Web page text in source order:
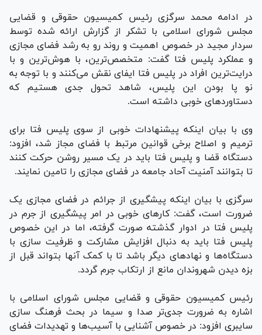
در ادامه محمد سرگزی رئیس کمیسیون حقوقی و قضایی
مجلس شورای اسلامی با تشکر از گزارش ارائه شده توسط
سردار مجید در خصوص اهمیت و روند رو به رشد فضای مجازی
و عملکرد پلیس فتا گفت: متخصص‌ترین، با هوش‌ترین و با
درایت‌ترین افراد در پلیس فتا ایفای نقش می‌کنند و با توجه به
نو پا بودن این پلیس، شاهد تحول جدی هستیم که
دستاورد‌های خوبی داشته است.
وی با بیان اینکه پیشنهادات خوبی از سوی پلیس فتا برای
ترمیم و اصلاح برخی قوانین مرتبط با فضای مجاز شد، افزود:
دستگاه قضا و پلیس فتا باید در یک مسیر روشن حرکت کنند
تا بتوانند آمنیت آحاد جامعه در فضای مجازی را تامین نمایند.
سرگزی با بیان اینکه پیشگیری از جرائم در فضای مجازی یک
ضرورت است، گفت: کار‌های خوبی در امر پیشگیری از جرم در
پلیس فتا در ادوار گذشته صورت گرفته، اما در این خصوص
پلیس فتا باید به دنبال افزایش مشارکت و ظرفیت سازی با
دستگاه‌ها و نهاد‌های دیگر باشد تا با کمک آنها بتواند قبل از
بزه دیدن شهروندان مانع از ارتکاب جرم گردد.
رئیس کمیسیون حقوقی و قضایی مجلس شورای اسلامی با
اشاره به ضرورت جدی‌تر صدا و سیما در بحث فرهنگ سازی
سایبری افزود: در خصوص آشنایی با آسیب‌ها و تهدیدات فضای